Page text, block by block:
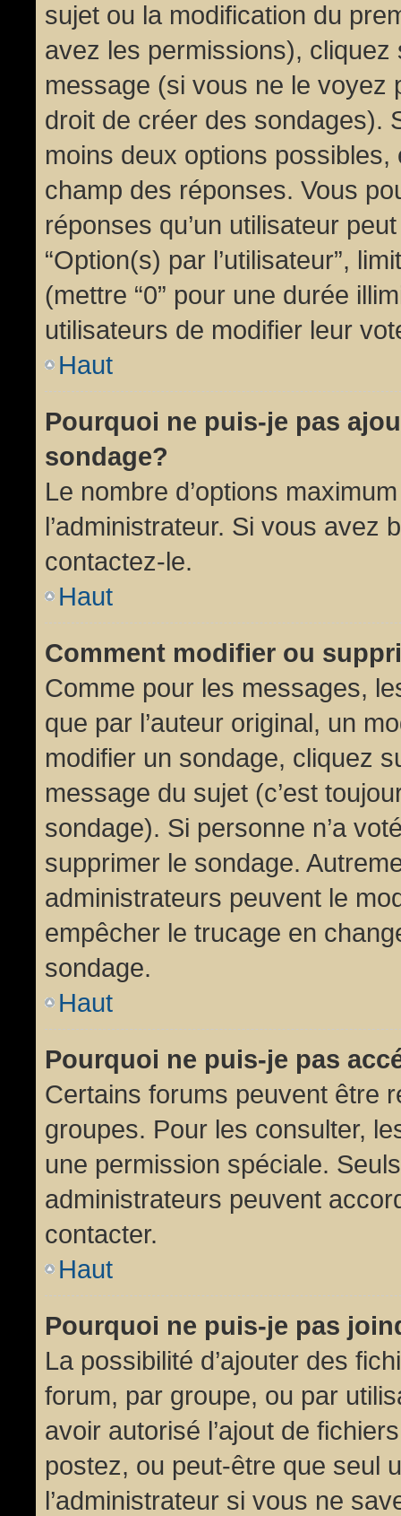
sujet ou la modification du
avez les permissions), cliquez
message (si vous ne le voyez
droit de créer des sondages).
moins deux options
champ des réponses. Vous
réponses qu’un utilisateur
“Option(s) par l’utilisateur”,
(mettre “0” pour une durée
utilisateurs de modifier leur
Haut
Pourquoi ne puis-je pas
sondage?
Le nombre d’options
l’administrateur. Si vous avez
contactez-le.
Haut
Comment modifier ou
Comme pour les messages,
que par l’auteur original, un
modifier un sondage, cliquez
message du sujet (c’est
sondage). Si personne n’a
supprimer le sondage.
administrateurs peuvent le
empêcher le trucage en
sondage.
Haut
Pourquoi ne puis-je pas
Certains forums peuvent être
groupes. Pour les consulter,
une permission spéciale.
administrateurs peuvent
contacter.
Haut
Pourquoi ne puis-je pas
La possibilité d’ajouter des
forum, par groupe, ou par
avoir autorisé l’ajout de
postez, ou peut-être que seul
l’administrateur si vous ne